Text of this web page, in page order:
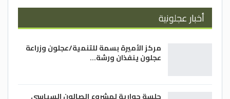
أخبار عجلونية
مركز الأميرة بسمة للتنمية/عجلون وزراعة
عجلون ينفذان ورشة…
جلسة حوارية لمشروع الصالون السياسي